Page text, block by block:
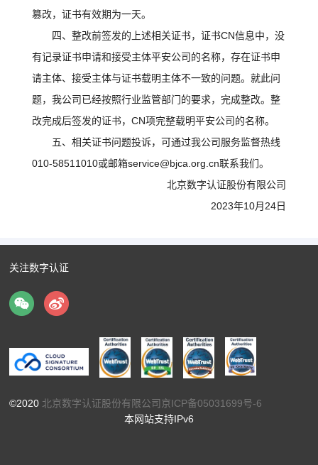
篡改，证书有效期为一天。
四、整改前签发的上述相关证书，证书CN信息中，没
有记录证书申请和接受主体平安公司的名称，存在证书申
请主体、接受主体与证书载明主体不一致的问题。就此问
题，我公司已经按照行业监管部门的要求，完成整改。整
改完成后签发的证书，CN项完整载明平安公司的名称。
五、相关证书问题投诉，可通过我公司服务监督热线
010-58511010或邮箱service@bjca.org.cn联系我们。
北京数字认证股份有限公司
2023年10月24日
关注数字认证
©2020 北京数字认证股份有限公司 京ICP备05031699号-6
本网站支持IPv6